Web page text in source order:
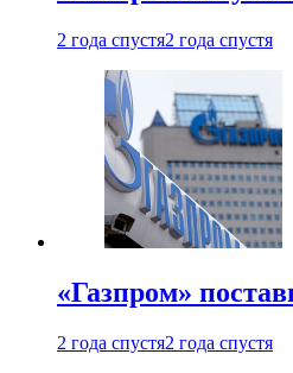
2 года спустя2 года спустя
«Газпром»
2 года спустя2 года спустя